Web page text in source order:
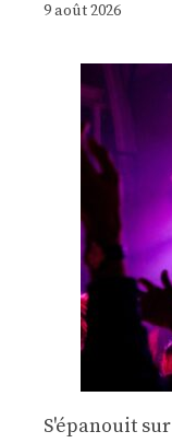
9 août 2026
S'épanouit